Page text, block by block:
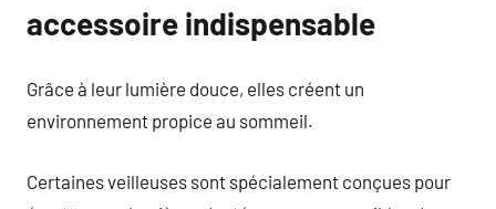
accessoire indispensable
Grâce à leur lumière douce, elles créent un
environnement propice au sommeil.
Certaines veilleuses sont spécialement conçues pour